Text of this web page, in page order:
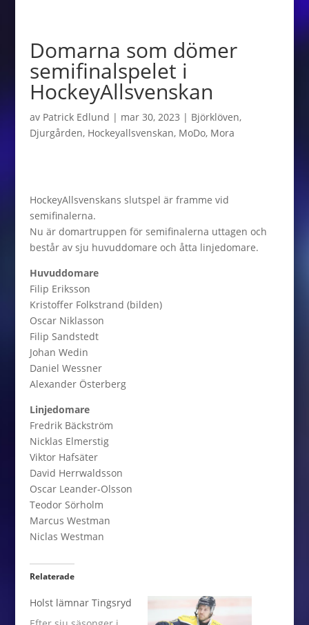
Domarna som dömer
semifinalspelet i
HockeyAllsvenskan
av Patrick Edlund | mar 30, 2023 | Björklöven,
Djurgården, Hockeyallsvenskan, MoDo, Mora
HockeyAllsvenskans slutspel är framme vid
semifinalerna.
Nu är domartruppen för semifinalerna uttagen och
består av sju huvuddomare och åtta linjedomare.
Huvuddomare
Filip Eriksson
Kristoffer Folkstrand (bilden)
Oscar Niklasson
Filip Sandstedt
Johan Wedin
Daniel Wessner
Alexander Österberg
Linjedomare
Fredrik Bäckström
Nicklas Elmerstig
Viktor Hafsäter
David Herrwaldsson
Oscar Leander-Olsson
Teodor Sörholm
Marcus Westman
Niclas Westman
Relaterade
Holst lämnar Tingsryd